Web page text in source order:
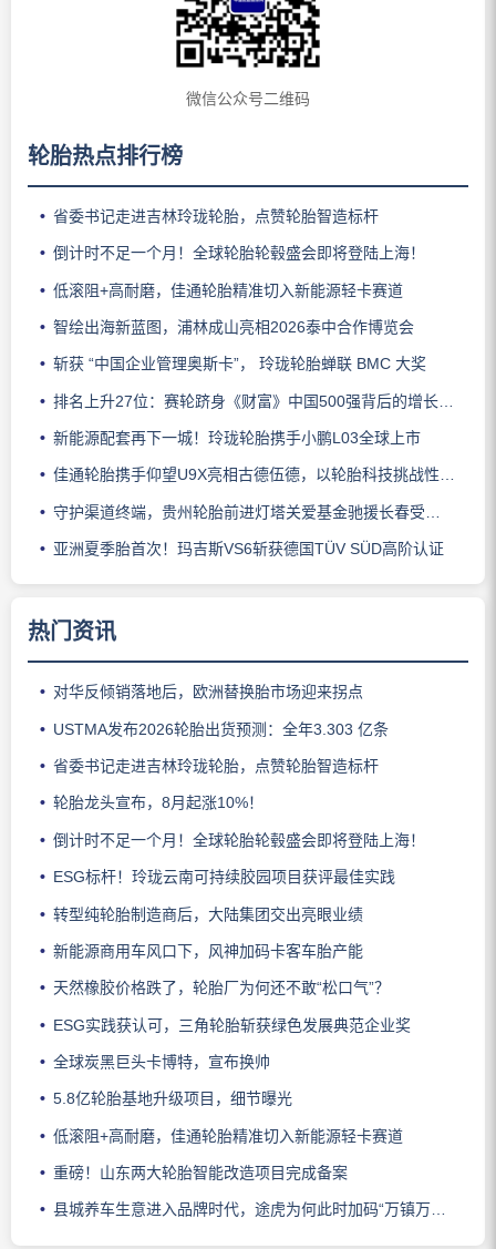
微信公众号二维码
轮胎热点排行榜
省委书记走进吉林玲珑轮胎，点赞轮胎智造标杆
倒计时不足一个月！全球轮胎轮毂盛会即将登陆上海！
低滚阻+高耐磨，佳通轮胎精准切入新能源轻卡赛道
智绘出海新蓝图，浦林成山亮相2026泰中合作博览会
斩获 “中国企业管理奥斯卡”， 玲珑轮胎蝉联 BMC 大奖
排名上升27位：赛轮跻身《财富》中国500强背后的增长逻辑
新能源配套再下一城！玲珑轮胎携手小鹏L03全球上市
佳通轮胎携手仰望U9X亮相古德伍德，以轮胎科技挑战性能边界
守护渠道终端，贵州轮胎前进灯塔关爱基金驰援长春受灾门店
亚洲夏季胎首次！玛吉斯VS6斩获德国TÜV SÜD高阶认证
热门资讯
对华反倾销落地后，欧洲替换胎市场迎来拐点
USTMA发布2026轮胎出货预测：全年3.303 亿条
省委书记走进吉林玲珑轮胎，点赞轮胎智造标杆
轮胎龙头宣布，8月起涨10%！
倒计时不足一个月！全球轮胎轮毂盛会即将登陆上海！
ESG标杆！玲珑云南可持续胶园项目获评最佳实践
转型纯轮胎制造商后，大陆集团交出亮眼业绩
新能源商用车风口下，风神加码卡客车胎产能
天然橡胶价格跌了，轮胎厂为何还不敢“松口气”？
ESG实践获认可，三角轮胎斩获绿色发展典范企业奖
全球炭黑巨头卡博特，宣布换帅
5.8亿轮胎基地升级项目，细节曝光
低滚阻+高耐磨，佳通轮胎精准切入新能源轻卡赛道
重磅！山东两大轮胎智能改造项目完成备案
县城养车生意进入品牌时代，途虎为何此时加码“万镇万店”？